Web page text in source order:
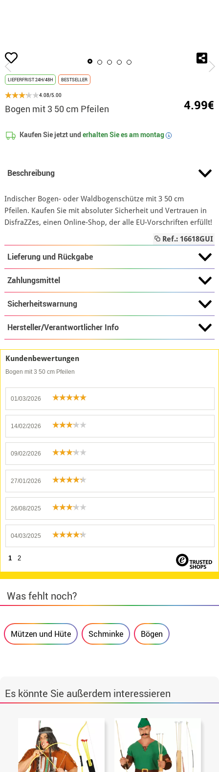
Beginn Bogen mit 3 50 cm Pfeilen
LIEFERFRIST 24H/48H BESTSELLER
4.08/5.00
Bogen mit 3 50 cm Pfeilen 4.99€
Kaufen Sie jetzt underhalten Sie es ammontag i
Beschreibung
Indischer Bogen- oder Waldbogenschütze mit 3 50 cm
Pfeilen. Kaufen Sie mit absoluter Sicherheit und Vertrauen in
DisfraZZes, einen Online-Shop, der alle EU-Vorschriften erfüllt!
Ref.: 16618GUI
Lieferung und Rückgabe
Zahlungsmittel
Sicherheitswarnung
Hersteller/Verantwortlicher Info
Kundenbewertungen
Bogen mit 3 50 cm Pfeilen
01/03/2026
14/02/2026
09/02/2026
27/01/2026
26/08/2025
04/03/2025
1 2
Was fehlt noch?
Mützen und Hüte Schminke Bögen
Es könnte Sie außerdem interessieren